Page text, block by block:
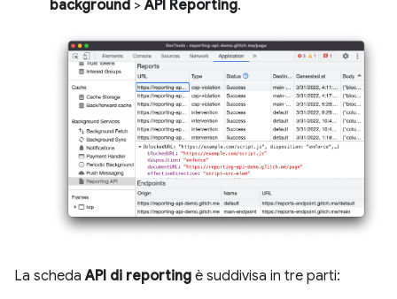
background >API Reporting.
La schedaAPI di reporting è suddivisa in tre parti: